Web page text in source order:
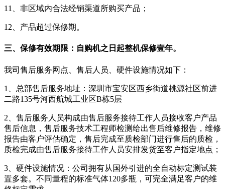
11、非区域内合法经销渠道所购买产品；
12、产品超过保修期。
三、保修有效期限：自购机之日起整机保修壹年。
我司售后服务网点、售后人员、硬件设施情况如下：
1、总部售后服务地址：深圳市宝安区西乡街道桃源社区前进
二路135号河西航城工业区B栋5层
2、售后服务人员构成由售后服务接待工作人员接收客户产品
售后信息，售后服务技术工程师检测给出售后维修报告，维修
报告由客户评估确定，售后完成至质检部门进行售后的质检，
质检完成由售后服务接待工作人员安排发货至客户指定地点；
3、硬件设施情况：公司拥有从国外引进的全自动标定测试装
置多套。不同量程的标准气体120多瓶，可完全满足客户的维